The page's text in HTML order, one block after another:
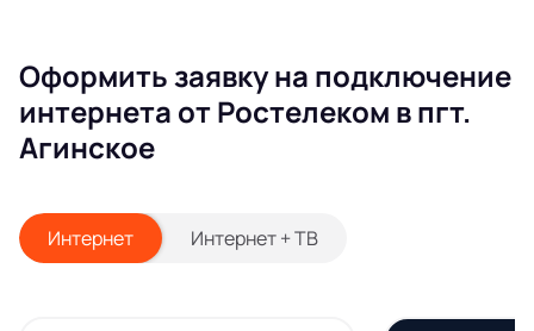
Оформить заявку на подключение
интернета от Ростелеком в пгт.
Агинское
Интернет Интернет + ТВ